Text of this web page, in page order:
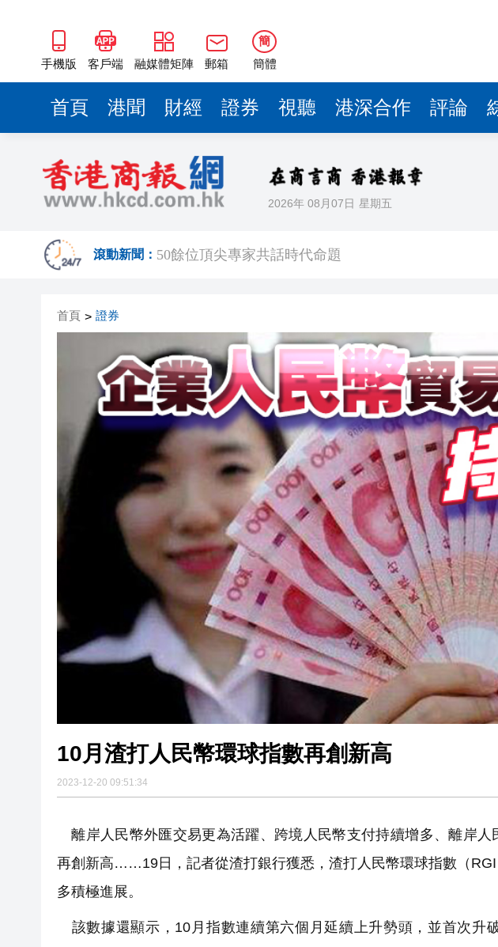
手機版 客戶端 融媒體矩陣 郵箱
簡
簡體
首頁 港聞 財經 證券 視聽 港深合作 評論
2026年 08月07日 星期五
滾動新聞：
海南澄邁文儒煥新升級 五組數據見證文儒沉香從傳統
梁振英率港區全國政協委員考察團來瓊考察
2025年海南儋州以舊換新帶動消費約18億元
瀋陽鐵西校園閱讀活動解鎖閱讀新玩法
黎智英案｜吳良好：依法公正處理黎智英求情 罪證如
50餘位頂尖專家共話時代命題
2025年海南儋州以舊換新帶動消費約18億元
山東26戶省屬國企去年合計營收2.58萬億 利潤總額近
瀋陽鐵西校園閱讀活動解鎖閱讀新玩法
黎智英案｜吳良好：依法公正處理黎智英求情 罪證如
騰出更多時間專注做好宏福苑火災獨立委員會工作 特
50餘位頂尖專家共話時代命題
海南澄邁文儒煥新升級 五組數據見證文儒沉香從傳統
梁振英率港區全國政協委員考察團來瓊考察
2025年海南儋州以舊換新帶動消費約18億元
山東26戶省屬國企去年合計營收2.58萬億 利潤總額近
瀋陽鐵西校園閱讀活動解鎖閱讀新玩法
首頁 > 證券
10月渣打人民幣環球指數再創新高
2023-12-20 09:51:34
離岸人民幣外匯交易更為活躍、跨境人民幣支付持續增多、離岸
再創新高……19日，記者從渣打銀行獲悉，渣打人民幣環球指數（
多積極進展。
該數據還顯示，10月指數連續第六個月延續上升勢頭，並首次升